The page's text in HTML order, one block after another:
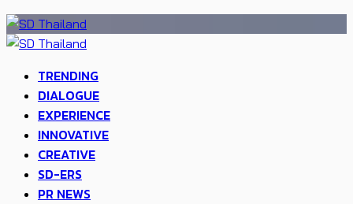
TRENDING
DIALOGUE
EXPERIENCE
INNOVATIVE
CREATIVE
SD-ERS
PR NEWS